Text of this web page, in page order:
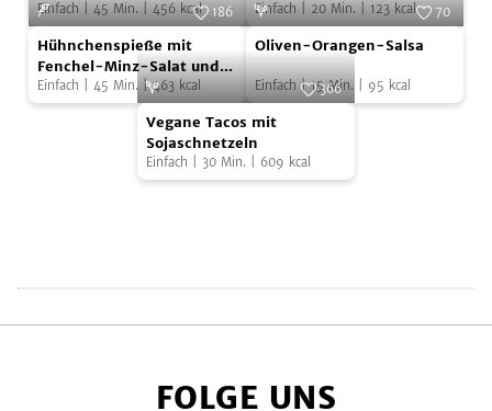
Puffer
mit
Paprikasalsa
Einfach 45 Min. 456 kcal Einfach 20 Min. 123 kcal
Hühnchenspieße
mit
Fenchel-
SevenCooks
186
Hühnchenspieße mit
Fenchel-Minz-Salat und
Oliven-Orangen-Salsa
Einfach 45 Min. |463 kcal
Oliven-
Orangen-
Salsa
SevenCooks
70
Oliven-Orangen-Salsa
Einfach |15 Min. 95 kcal
Vegane
Tacos
mit
Foto:
366
Vegane Tacos mit
Sojaschnetzeln
Einfach 30 Min. 609 kcal
FOLGE UNS